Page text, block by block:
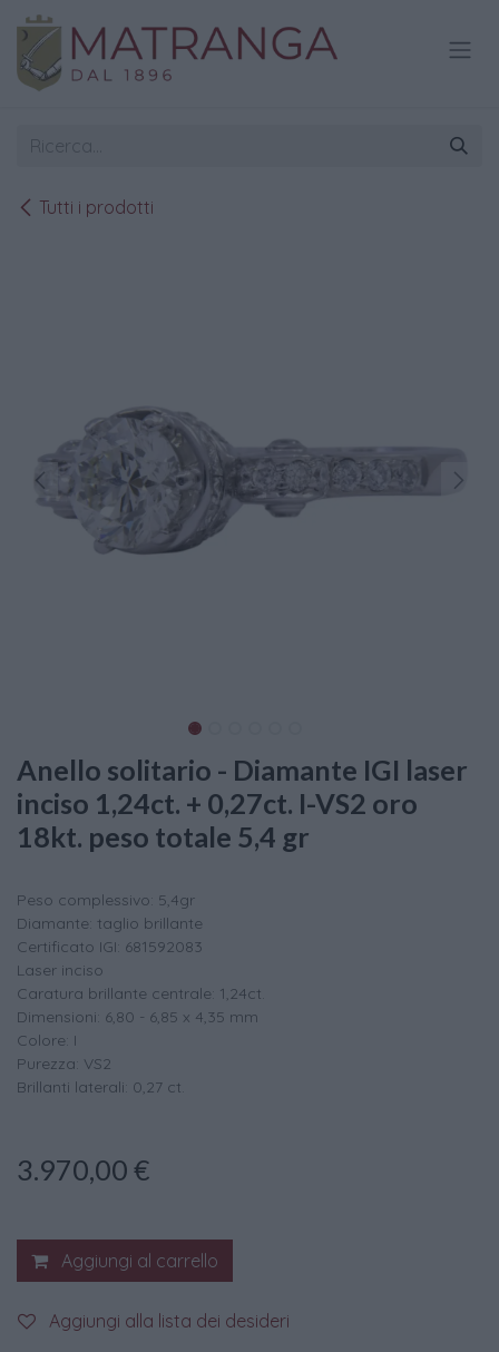
Passa al contenuto
Tutti i prodotti
Anello solitario - Diamante IGI laser
inciso 1,24ct. + 0,27ct. I-VS2 oro
18kt. peso totale 5,4 gr
Peso complessivo: 5,4gr
Diamante: taglio brillante
Certificato IGI: 681592083
Laser inciso
Caratura brillante centrale: 1,24ct.
Dimensioni: 6,80 - 6,85 x 4,35 mm
Colore: I
Purezza: VS2
Brillanti laterali: 0,27 ct.
3.970,00 €
Aggiungi al carrello
Aggiungi alla lista dei desideri